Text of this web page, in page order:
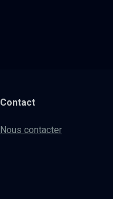
Contact
Nous contacter